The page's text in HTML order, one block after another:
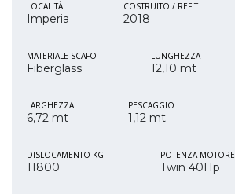
LOCALITÀ
Imperia
COSTRUITO / REFIT
2018
MATERIALE SCAFO
Fiberglass
LUNGHEZZA
12,10 mt
LARGHEZZA
6,72 mt
PESCAGGIO
1,12 mt
DISLOCAMENTO KG.
11800
POTENZA MOTORE
Twin 40Hp